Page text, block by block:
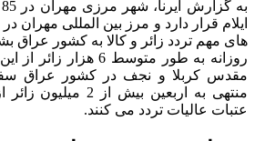
های مهم تردد زائر و کالا به کشور عراق
روزانه به طور متوسط 6
مقدس کربلا و نجف در کشور عراق
منتهی به اربعین بیش
عتبات عالیات تردد می کنند.